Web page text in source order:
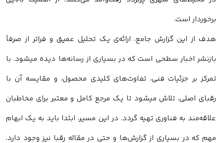
برخوردار است.
هدف از این گزارش جامع، ارائه‌ی یک تحلیل عمیق و فراتر از صرفاً
بازنشر اخبار سطحی است که در بسیاری از رسانه‌ها دیده میشود. با
تمرکز بر جزئیات فنی، تفاوت‌های کلیدی محصول، و مقایسه آن با
رقبای اصلی، تلاش میشود تا یک مرجع کامل و معتبر برای مخاطبان
علاقه‌مند به فناوری تهیه گردد. در این مسیر، ابتدا باید به یک ابهام
مهم که در بسیاری از گزارش‌ها و حتی در مقاله رقبا نیز وجود دارد،